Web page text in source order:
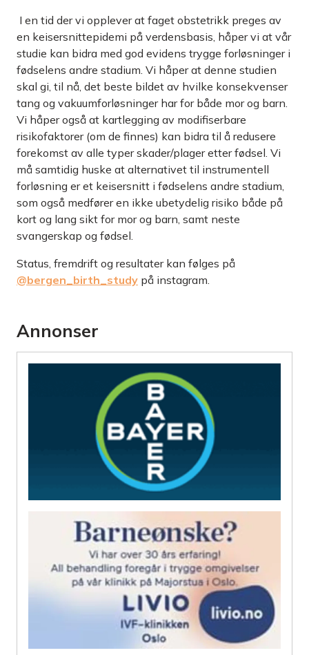
I en tid der vi opplever at faget obstetrikk preges av
en keisersnittepidemi på verdensbasis, håper vi at vår
studie kan bidra med god evidens trygge forløsninger i
fødselens andre stadium. Vi håper at denne studien
skal gi, til nå, det beste bildet av hvilke konsekvenser
tang og vakuumforløsninger har for både mor og barn.
Vi håper også at kartlegging av modifiserbare
risikofaktorer (om de finnes) kan bidra til å redusere
forekomst av alle typer skader/plager etter fødsel. Vi
må samtidig huske at alternativet til instrumentell
forløsning er et keisersnitt i fødselens andre stadium,
som også medfører en ikke ubetydelig risiko både på
kort og lang sikt for mor og barn, samt neste
svangerskap og fødsel.
Status, fremdrift og resultater kan følges på
@bergen_birth_study på instagram.
Annonser